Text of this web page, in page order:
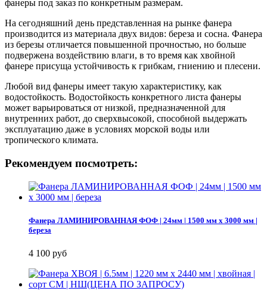
фанеры под заказ по конкретным размерам.
На сегодняшний день представленная на рынке фанера
производится из материала двух видов: береза и сосна. Фанера
из березы отличается повышенной прочностью, но больше
подвержена воздействию влаги, в то время как хвойной
фанере присуща устойчивость к грибкам, гниению и плесени.
Любой вид фанеры имеет такую характеристику, как
водостойкость. Водостойкость конкретного листа фанеры
может варьироваться от низкой, предназначенной для
внутренних работ, до сверхвысокой, способной выдержать
эксплуатацию даже в условиях морской воды или
тропического климата.
Рекомендуем посмотреть:
Фанера ЛАМИНИРОВАННАЯ ФОФ | 24мм | 1500 мм х 3000 мм |
береза
4 100 руб